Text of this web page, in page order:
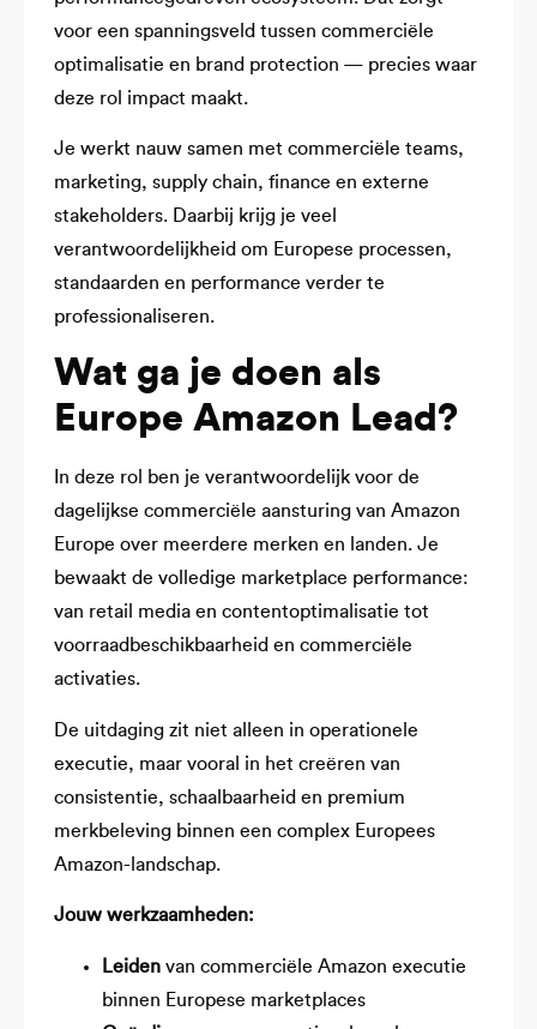
voor een spanningsveld tussen commerciële
optimalisatie en brand protection — precies waar
deze rol impact maakt.
Je werkt nauw samen met commerciële teams,
marketing, supply chain, finance en externe
stakeholders. Daarbij krijg je veel
verantwoordelijkheid om Europese processen,
standaarden en performance verder te
professionaliseren.
Wat ga je doen als
Europe Amazon Lead?
In deze rol ben je verantwoordelijk voor de
dagelijkse commerciële aansturing van Amazon
Europe over meerdere merken en landen. Je
bewaakt de volledige marketplace performance:
van retail media en contentoptimalisatie tot
voorraadbeschikbaarheid en commerciële
activaties.
De uitdaging zit niet alleen in operationele
executie, maar vooral in het creëren van
consistentie, schaalbaarheid en premium
merkbeleving binnen een complex Europees
Amazon-landschap.
Jouw werkzaamheden:
Leiden van commerciële Amazon executie
binnen Europese marketplaces